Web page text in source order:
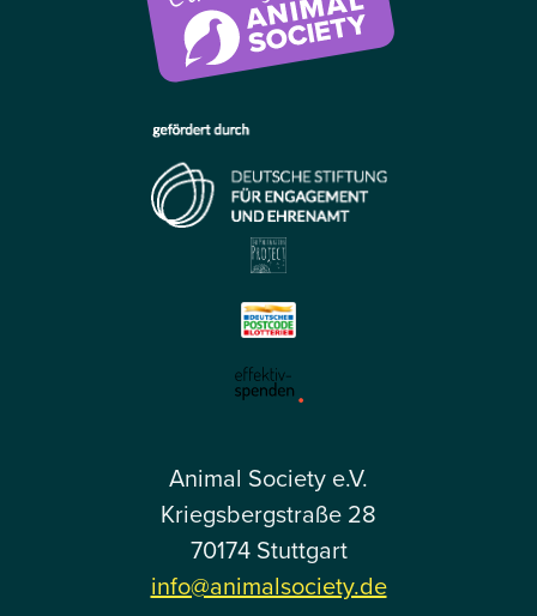
Animal Society e.V.
Kriegsbergstraße 28
70174 Stuttgart
info@animalsociety.de